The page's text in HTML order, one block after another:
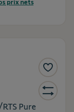
prix nets
Pure